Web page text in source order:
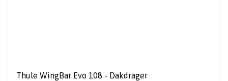
Thule WingBar Evo 108 - Dakdrager